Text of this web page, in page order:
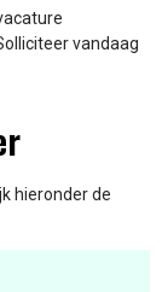
vandaag
hieronder de